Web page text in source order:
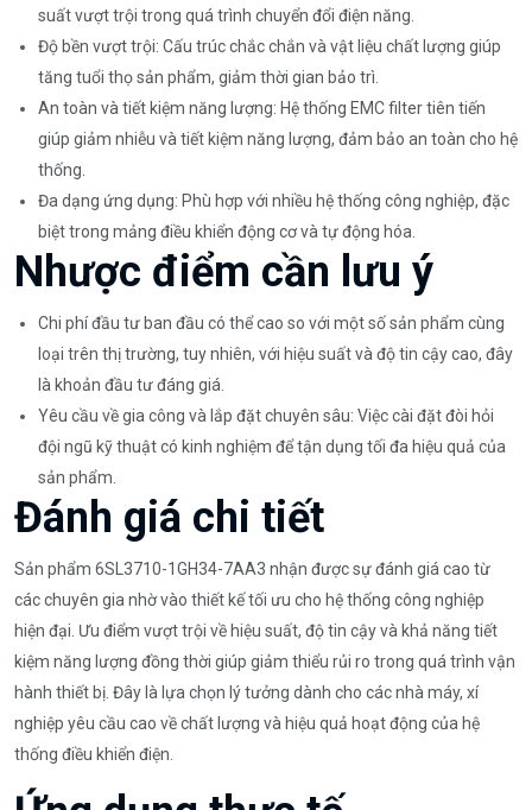
suất vượt trội trong quá trình chuyển đổi điện năng.
Độ bền vượt trội: Cấu trúc chắc chắn và vật liệu chất lượng giúp
tăng tuổi thọ sản phẩm, giảm thời gian bảo trì.
An toàn và tiết kiệm năng lượng: Hệ thống EMC filter tiên tiến
giúp giảm nhiễu và tiết kiệm năng lượng, đảm bảo an toàn cho hệ
thống.
Đa dạng ứng dụng: Phù hợp với nhiều hệ thống công nghiệp, đặc
biệt trong mảng điều khiển động cơ và tự động hóa.
Nhược điểm cần lưu ý
Chi phí đầu tư ban đầu có thể cao so với một số sản phẩm cùng
loại trên thị trường, tuy nhiên, với hiệu suất và độ tin cậy cao, đây
là khoản đầu tư đáng giá.
Yêu cầu về gia công và lắp đặt chuyên sâu: Việc cài đặt đòi hỏi
đội ngũ kỹ thuật có kinh nghiệm để tận dụng tối đa hiệu quả của
sản phẩm.
Đánh giá chi tiết
Sản phẩm 6SL3710-1GH34-7AA3 nhận được sự đánh giá cao từ
các chuyên gia nhờ vào thiết kế tối ưu cho hệ thống công nghiệp
hiện đại. Ưu điểm vượt trội về hiệu suất, độ tin cậy và khả năng tiết
kiệm năng lượng đồng thời giúp giảm thiểu rủi ro trong quá trình vận
hành thiết bị. Đây là lựa chọn lý tưởng dành cho các nhà máy, xí
nghiệp yêu cầu cao về chất lượng và hiệu quả hoạt động của hệ
thống điều khiển điện.